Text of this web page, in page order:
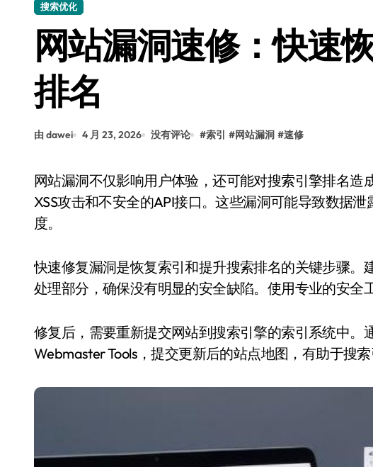
搜索优化
网站漏洞速修：快速
排名
由 dawei 4 月 23, 2026 没有评论 #索引 #网站漏洞 #速修
网站漏洞不仅影响用户体验，还可能对搜索引擎排名造成严重打击。常见的漏洞包括SQL注入、
XSS攻击和不安全的API接口。这些漏洞可能导致数据
度。
快速修复漏洞是恢复索引和提升搜索排名的关键步骤。
处理部分，确保没有明显的安全缺陷。使用专业的安全
修复后，需要重新提交网站到搜索引擎的索引系统中。
Webmaster Tools，提交更新后的站点地图，有助于搜